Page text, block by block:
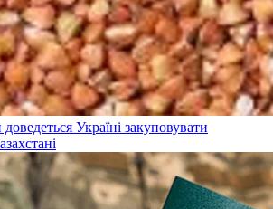
Україні закуповувати